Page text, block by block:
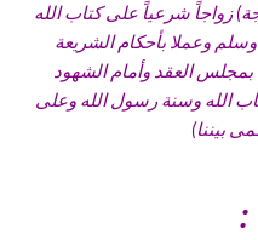
زواجاً شرعياً على كتاب الله
وعملا بأحكام الشريعة
بمجلس العقد وأمام الشهود
الله وسنة رسول الله وعلى
بيننا)
: